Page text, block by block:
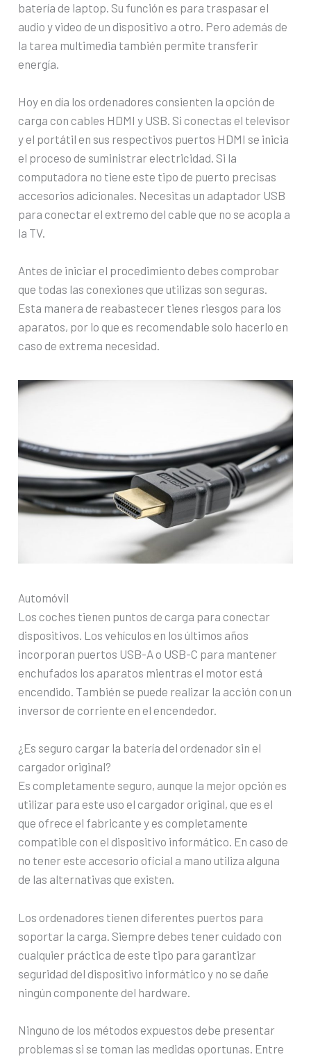
batería de laptop. Su función es para traspasar el
audio y video de un dispositivo a otro. Pero además de
la tarea multimedia también permite transferir
energía.
Hoy en día los ordenadores consienten la opción de
carga con cables HDMI y USB. Si conectas el televisor
y el portátil en sus respectivos puertos HDMI se inicia
el proceso de suministrar electricidad. Si la
computadora no tiene este tipo de puerto precisas
accesorios adicionales. Necesitas un adaptador USB
para conectar el extremo del cable que no se acopla a
la TV.
Antes de iniciar el procedimiento debes comprobar
que todas las conexiones que utilizas son seguras.
Esta manera de reabastecer tienes riesgos para los
aparatos, por lo que es recomendable solo hacerlo en
caso de extrema necesidad.
Automóvil
Los coches tienen puntos de carga para conectar
dispositivos. Los vehículos en los últimos años
incorporan puertos USB-A o USB-C para mantener
enchufados los aparatos mientras el motor está
encendido. También se puede realizar la acción con un
inversor de corriente en el encendedor.
¿Es seguro cargar la batería del ordenador sin el
cargador original?
Es completamente seguro, aunque la mejor opción es
utilizar para este uso el cargador original, que es el
que ofrece el fabricante y es completamente
compatible con el dispositivo informático. En caso de
no tener este accesorio oficial a mano utiliza alguna
de las alternativas que existen.
Los ordenadores tienen diferentes puertos para
soportar la carga. Siempre debes tener cuidado con
cualquier práctica de este tipo para garantizar
seguridad del dispositivo informático y no se dañe
ningún componente del hardware.
Ninguno de los métodos expuestos debe presentar
problemas si se toman las medidas oportunas. Entre